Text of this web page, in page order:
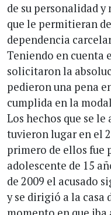
de su personalidad
que le permitieran
dependencia
Teniendo en cuenta
solicitaron la
pedieron una pena
cumplida en la
Los hechos que se
tuvieron lugar en el
primero de ellos fue
adolescente de 15
de 2009 el acusado
y se dirigió a la casa